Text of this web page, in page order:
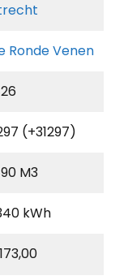
Ronde Venen
(+31297)
M3
kWh